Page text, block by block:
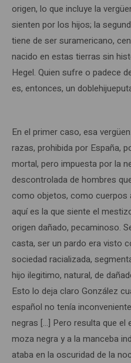
origen, lo que incluye la
sienten por los hijos; la
tiene de ser suramericano,
nacido en estas tierras sin
Hegel. Quien sufre o padece
es, entonces, un
En el primer caso, esa
razas, prohibida por España,
mortal, pero impuesta por la
descontrolada de hombres
como objetos, como cuerpos
aquí es la que siente el
origen dañado, pecaminoso.
casta, ser un pardo era visto
sociedad racializada,
hijo ilegitimo, natural, de
Esto lo deja claro González
español no tenía
negras […] Pero resulta que el
moza negra y a la manceba
ataba en la oscuridad de la